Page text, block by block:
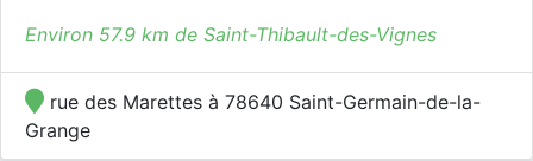
Environ 57.9 km de Saint-Thibault-des-Vignes
rue des Marettes à 78640 Saint-Germain-de-la-
Grange